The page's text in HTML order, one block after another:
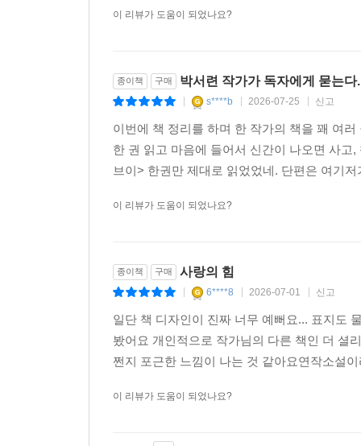
종이책 구매 박서련 작가가 독자에게 묻는
| s****b | 2026-07-25 | 신고
이번에 책 정리를 하며 한 작가의 책을 꽤 여
한 권 읽고 마음에 들어서 신간이 나오면 사
종이책 구매 사랑의 힘
| 6****8 2026-07-01 신고
일단 책 디자인이 진짜 너무 예뻐요... 표지도
봤어요 개인적으로 작가님의 다른 책인 더 셜